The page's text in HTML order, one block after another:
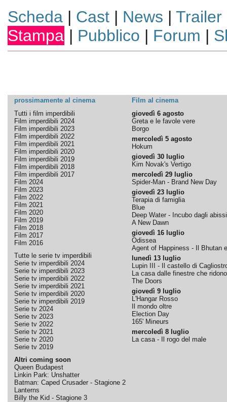
Scheda| Cast| News | Trailer
Stampa | Pubblico | Forum |
prossimamente al cinema
Film al cinema
Tutti i film imperdibili
Film imperdibili 2024
Film imperdibili 2023
Film imperdibili 2022
Film imperdibili 2021
Film imperdibili 2020
Film imperdibili 2019
Film imperdibili 2018
Film imperdibili 2017
Film 2024
Film 2023
Film 2022
Film 2021
Film 2020
Film 2019
Film 2018
Film 2017
Film 2016
Tutte le serie tv imperdibili
Serie tv imperdibili 2024
Serie tv imperdibili 2023
Serie tv imperdibili 2022
Serie tv imperdibili 2021
Serie tv imperdibili 2020
Serie tv imperdibili 2019
Serie tv 2024
Serie tv 2023
Serie tv 2022
Serie tv 2021
Serie tv 2020
Serie tv 2019
Altri coming soon
Queen Budapest
Linkin Park: Unshatter
Batman: Caped Crusader - Stagione 2
Lanterns
Billy the Kid - Stagione 3
giovedì 6 agosto
Greta e le favole vere
Borgo
mercoledì 5 agosto
Hokum
giovedì 30 luglio
Kim Novak's Vertigo
mercoledì 29 luglio
Spider-Man - Brand New Day
giovedì 23 luglio
Terapia di famiglia
Blue
Deep Water - Incubo dagli abissi
A New Dawn
giovedì 16 luglio
Odissea
Agent of Happiness - Il Bhutan
lunedì 13 luglio
Lupin III - Il castello di
La casa dalle finestre che ridono
The Doors
giovedì 9 luglio
L'Hangar Rosso
Il mondo oltre
Election Day
165' Mineurs
mercoledì 8 luglio
La casa - Il rogo del male